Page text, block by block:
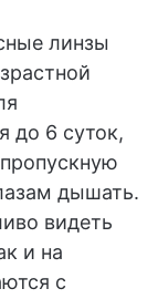
линзы
до 6 суток,
дышать.
видеть
и на
с